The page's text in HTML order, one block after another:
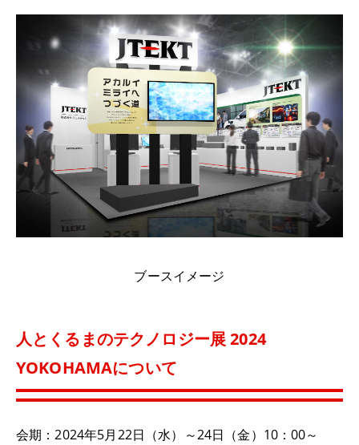
ブースイメージ
人とくるまのテクノロジー展 2024
YOKOHAMAについて
会期：2024年5月22日（水）～24日（金）10：00～